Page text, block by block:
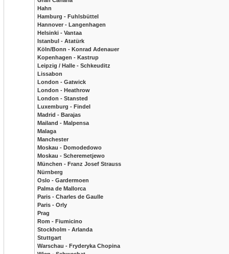
Hahn
Hamburg - Fuhlsbüttel
Hannover - Langenhagen
Helsinki - Vantaa
Istanbul - Atatürk
Köln/Bonn - Konrad Adenauer
Kopenhagen - Kastrup
Leipzig / Halle - Schkeuditz
Lissabon
London - Gatwick
London - Heathrow
London - Stansted
Luxemburg - Findel
Madrid - Barajas
Mailand - Malpensa
Malaga
Manchester
Moskau - Domodedowo
Moskau - Scheremetjewo
München - Franz Josef Strauss
Nürnberg
Oslo - Gardermoen
Palma de Mallorca
Paris - Charles de Gaulle
Paris - Orly
Prag
Rom - Fiumicino
Stockholm - Arlanda
Stuttgart
Warschau - Fryderyka Chopina